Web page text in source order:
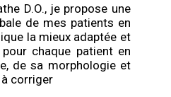
D.O., je propose une
de mes patients en
la mieux adaptée et
chaque patient en
de sa morphologie et
corriger